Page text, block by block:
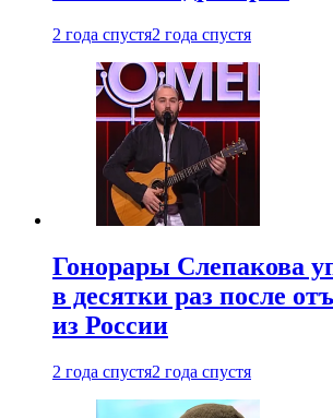
2 года спустя2 года спустя
Гонорары Слепакова
в десятки раз после
из России
2 года спустя2 года спустя